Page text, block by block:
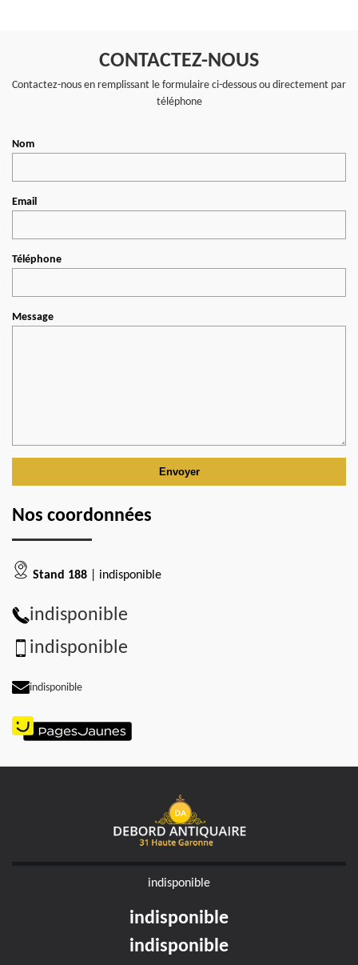
CONTACTEZ-NOUS
Contactez-nous en remplissant le formulaire ci-dessous ou directement par
téléphone
Nom
Email
Téléphone
Message
Nos coordonnées
Stand 188 | indisponible
indisponible
indisponible
indisponible
indisponible
indisponible
indisponible